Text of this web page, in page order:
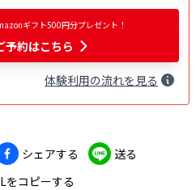
ギフト500円分プレゼント！
予約はこちら
体験利用の流れを見る
シェアする
送る
をコピーする